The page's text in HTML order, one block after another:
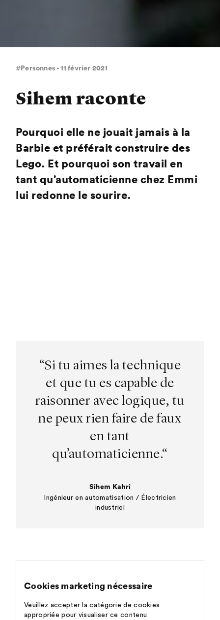
#Personnes - 11 février 2021
Sihem raconte
Pourquoi elle ne jouait jamais à la
Barbie et préférait construire des
Lego. Et pourquoi son travail en
tant qu’automaticienne chez Emmi
lui redonne le sourire.
“Si tu aimes la technique
et que tu es capable de
raisonner avec logique, tu
ne peux rien faire de faux
en tant
qu’automaticienne.“
Sihem Kahri
Ingénieur en automatisation / Électricien
industriel
Cookies marketing nécessaire
Veuillez accepter la catégorie de cookies
appropriée pour visualiser ce contenu